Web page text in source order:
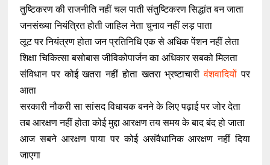
तुष्टिकरण की राजनीति नहीं चल पाती संतुष्टिकरण सिद्धांत बन जाता
जनसंख्या नियंत्रित होती जाहिल नेता चुनाव नहीं लड़ पाता
लूट पर नियंत्रण होता जन प्रतिनिधि एक से अधिक पेंशन नहीं लेता
शिक्षा चिकित्सा बसोबास जीविकोपार्जन का अधिकार सबको मिलता
संविधान पर कोई खतरा नहीं होता खतरा भ्रष्टाचारीवंशवादियोंपर
आता
सरकारी नौकरी सा सांसद विधायक बनने के लिए पढ़ाई पर जोर देता
तब आरक्षण नहीं होता कोई मुद्दा आरक्षण तय समय के बाद बंद हो जाता
आज सबने आरक्षण पाया पर कोई असंवैधानिक आरक्षण नहीं दिया
जाएगा